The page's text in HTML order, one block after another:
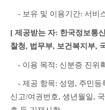
- 보유 및 이용기간: 서비
[ 제공받는 자: 한국정보통
찰청, 법무부, 보건복지부,
- 이용 목적: 신분증 진위
- 제공 항목: 성명, 주민등
신고/여권번호, 생년월일,